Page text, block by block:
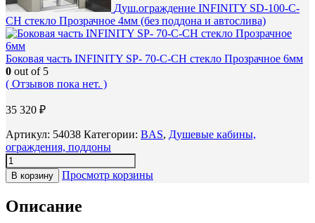
Душ.ограждение INFINITY SD-100-C-
CH стекло Прозрачное 4мм (без поддона и автослива)
Боковая часть INFINITY SP- 70-С-CH стекло Прозрачное 6мм
0 out of 5
( Отзывов пока нет. )
35 320 ₽
Артикул: 54038 Категории: BAS, Душевые кабины,
ограждения, поддоны
В корзину Просмотр корзины
Описание